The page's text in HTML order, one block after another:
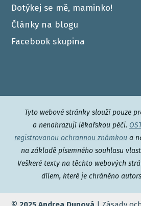
Dotýkej se mě, maminko!
Články na blogu
Facebook skupina
Tyto webové stránky slouží pouze
a nenahrazují lékařskou péči.
registrovanou ochrannou známkoua
na základě písemného souhlasu
Veškeré texty na těchto webových
dílem, které je chráněno